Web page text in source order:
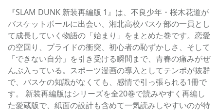
『SLAM DUNK 新装再編版 1』は、不良少年・桜木花道が
バスケットボールに出会い、湘北高校バスケ部の一員とし
て成長していく物語の「始まり」をまとめた巻です。恋愛
の空回り、プライドの衝突、初心者の恥ずかしさ、そして
「できない自分」を引き受ける瞬間まで、青春の痛みがぜ
んぶ入っている。スポーツ漫画の導入としてテンポが抜群
で、バスケの知識がなくても、感情で引っ張られる1冊で
す。 新装再編版はシリーズを全20巻で読みやすく再編し
た愛蔵版で、紙面の設計も含めて一気読みしやすいのが特